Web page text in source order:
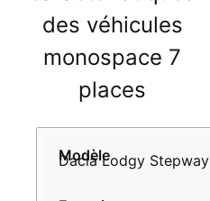
des véhicules
monospace 7
places
Modèle
Entretien
annuel
Consommation
(L/100km)
Garantie
Confort
Sécurité
Dacia Lodgy Stepway